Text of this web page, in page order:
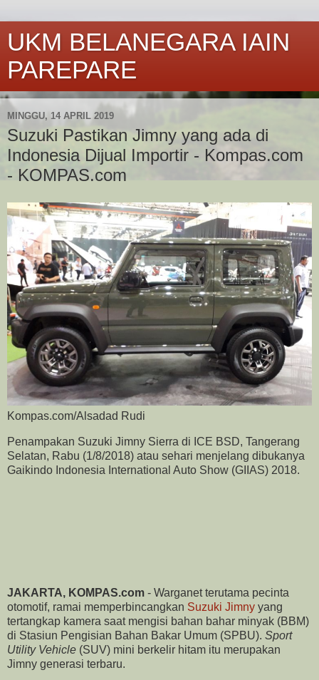
UKM BELANEGARA IAIN
PAREPARE
MINGGU, 14 APRIL 2019
Suzuki Pastikan Jimny yang ada di
Indonesia Dijual Importir - Kompas.com
- KOMPAS.com
Kompas.com/Alsadad Rudi
Penampakan Suzuki Jimny Sierra di ICE BSD, Tangerang
Selatan, Rabu (1/8/2018) atau sehari menjelang dibukanya
Gaikindo Indonesia International Auto Show (GIIAS) 2018.
JAKARTA, KOMPAS.com - Warganet terutama pecinta
otomotif, ramai memperbincangkan Suzuki Jimny yang
tertangkap kamera saat mengisi bahan bahar minyak (BBM)
di Stasiun Pengisian Bahan Bakar Umum (SPBU). Sport
Utility Vehicle (SUV) mini berkelir hitam itu merupakan
Jimny generasi terbaru.